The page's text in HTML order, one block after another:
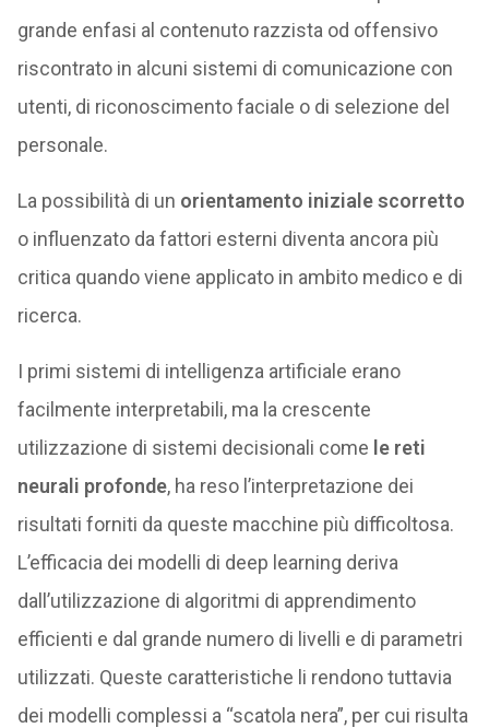
grande enfasi al contenuto razzista od offensivo
riscontrato in alcuni sistemi di comunicazione con
utenti, di riconoscimento faciale o di selezione del
personale.
La possibilità di un orientamento iniziale scorretto
o influenzato da fattori esterni diventa ancora più
critica quando viene applicato in ambito medico e di
ricerca.
I primi sistemi di intelligenza artificiale erano
facilmente interpretabili, ma la crescente
utilizzazione di sistemi decisionali come le reti
neurali profonde, ha reso l’interpretazione dei
risultati forniti da queste macchine più difficoltosa.
L’efficacia dei modelli di deep learning deriva
dall’utilizzazione di algoritmi di apprendimento
efficienti e dal grande numero di livelli e di parametri
utilizzati. Queste caratteristiche li rendono tuttavia
dei modelli complessi a “scatola nera”, per cui risulta